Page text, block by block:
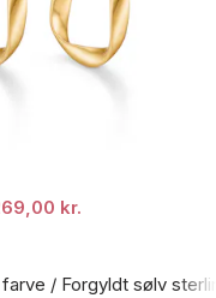
kr.
/ Forgyldt sølv